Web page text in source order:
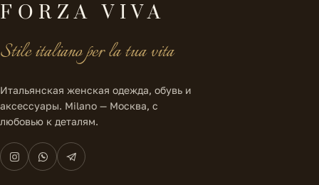
FORZA VIVA
Stile italiano per la tua vita
Итальянская женская одежда, обувь и
аксессуары. Milano — Москва, с
любовью к деталям.